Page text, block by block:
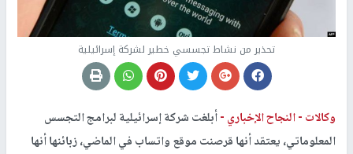
تحذير من نشاط تجسسي خطير لشركة إسرائيلية
وكالات -النجاح الإخباري -أبلغت شركة إسرائيلية لبرامج التجسس
المعلوماتي، يعتقد أنها قرصنت موقع واتساب في الماضي، زبائنها أنها